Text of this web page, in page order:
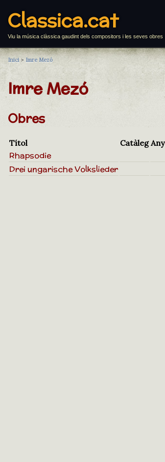
Classica.cat
Viu la música clàssica gaudint dels compositors i les seves obres
Inici > Imre Mezó
Imre Mezó
Obres
Títol Catàleg Any
Rhapsodie
Drei ungarische Volkslieder